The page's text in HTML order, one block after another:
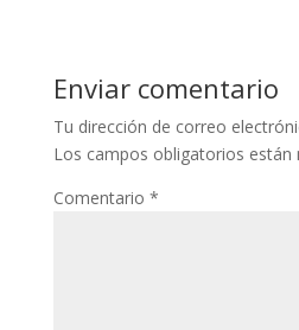
Enviar comentario
Tu dirección de correo
Los campos obligatorios están
Comentario *